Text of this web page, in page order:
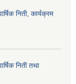
निती, कार्यक्रम
निती तथा